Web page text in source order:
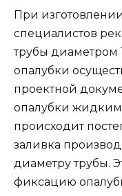
При
специалистов
трубы диаметром
опалубки
проектной
опалубки жидким
происходит
заливка
диаметру трубы.
фиксацию